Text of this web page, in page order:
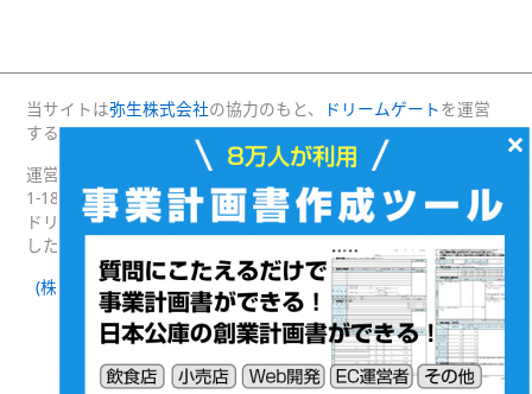
当サイトは弥生株式会社の協力のもと、 ドリームゲートを運営
する(株)プロジェクトニッポンが運営・管理しています。
運営：(株)プロジェクトニッポン 〒160-0004 東京都新宿区四谷
1-18 綿半野原ビル別館8階
ドリームゲートは経済産業省の後援を受けて2003年4月に発足
した日本最大級の起業支援プラットフォームです。
(株)プロジェクトニッポン 会社概要 ｜ ドリームゲートとは｜
ドリームゲート公式SNSFacebook
Twitter
(c) DREAMGATE PROJECT. ALL RIGHTS RESERVED.
×